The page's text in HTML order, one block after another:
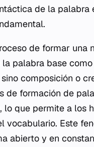
de la palabra
de formar una
palabra base
composición o
de formación de
que permite a los
vocabulario. Este
abierto y en